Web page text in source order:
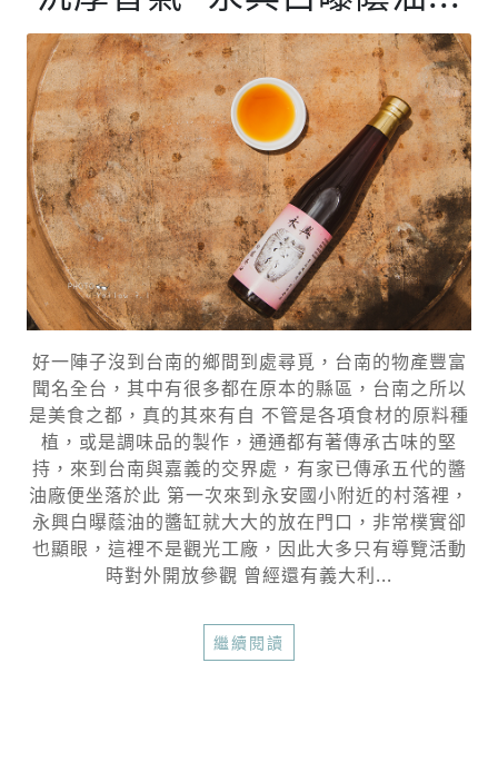
好一陣子沒到台南的鄉間到處尋覓，台南的物產豐富
聞名全台，其中有很多都在原本的縣區，台南之所以
是美食之都，真的其來有自 不管是各項食材的原料種
植，或是調味品的製作，通通都有著傳承古味的堅
持，來到台南與嘉義的交界處，有家已傳承五代的醬
油廠便坐落於此 第一次來到永安國小附近的村落裡，
永興白曝蔭油的醬缸就大大的放在門口，非常樸實卻
也顯眼，這裡不是觀光工廠，因此大多只有導覽活動
時對外開放參觀 曾經還有義大利...
繼續閱讀